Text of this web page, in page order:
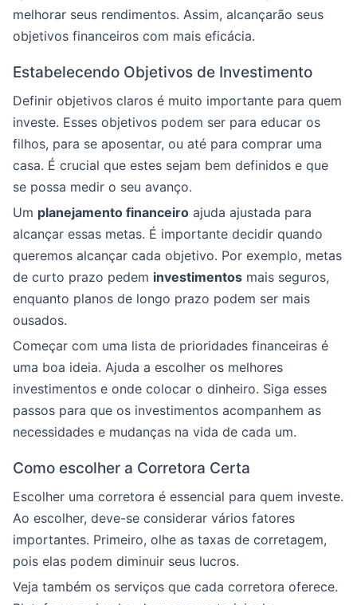
melhorar seus rendimentos. Assim, alcançarão seus
objetivos financeiros com mais eficácia.
Estabelecendo Objetivos de Investimento
Definir objetivos claros é muito importante para quem
investe. Esses objetivos podem ser para educar os
filhos, para se aposentar, ou até para comprar uma
casa. É crucial que estes sejam bem definidos e que
se possa medir o seu avanço.
Um planejamento financeiro ajuda ajustada para
alcançar essas metas. É importante decidir quando
queremos alcançar cada objetivo. Por exemplo, metas
de curto prazo pedem investimentos mais seguros,
enquanto planos de longo prazo podem ser mais
ousados.
Começar com uma lista de prioridades financeiras é
uma boa ideia. Ajuda a escolher os melhores
investimentos e onde colocar o dinheiro. Siga esses
passos para que os investimentos acompanhem as
necessidades e mudanças na vida de cada um.
Como escolher a Corretora Certa
Escolher uma corretora é essencial para quem investe.
Ao escolher, deve-se considerar vários fatores
importantes. Primeiro, olhe as taxas de corretagem,
pois elas podem diminuir seus lucros.
Veja também os serviços que cada corretora oferece.